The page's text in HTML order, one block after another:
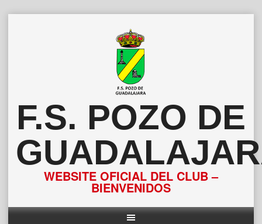
F.S. POZO DE
WEBSITE OFICIAL DEL CLUB –
BIENVENIDOS